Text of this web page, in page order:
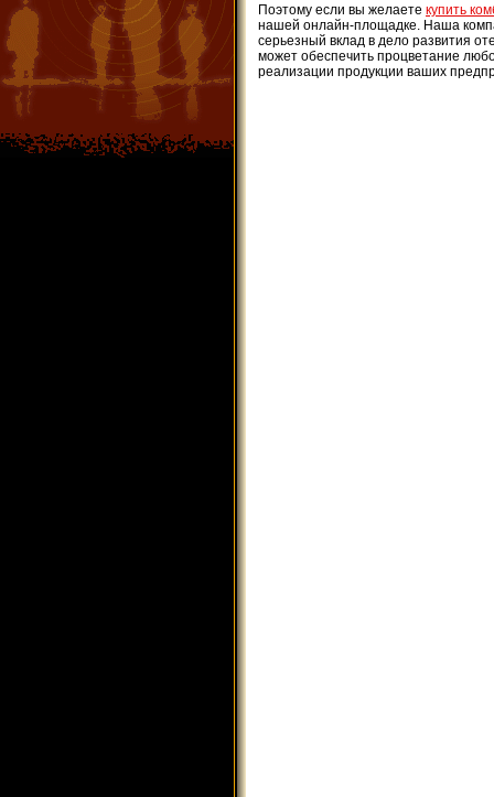
Поэтому если вы желаете купить
нашей онлайн-площадке. Наша
серьезный вклад в дело развития
может обеспечить процветание
реализации продукции ваших